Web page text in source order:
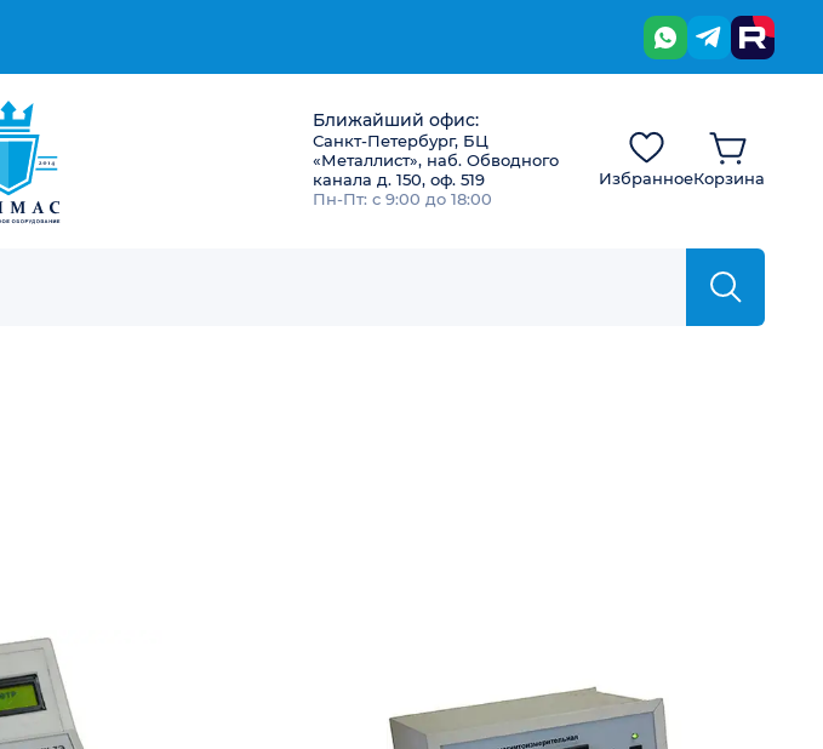
Ближайший офис:
Санкт-Петербург, БЦ
«Металлист», наб. Обводного
канала д. 150, оф. 519
Пн-Пт: с 9:00 до 18:00
ИзбранноеКорзина